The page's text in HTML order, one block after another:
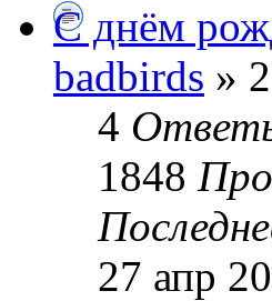
С днём
badbirds »
4
1848
27 апр